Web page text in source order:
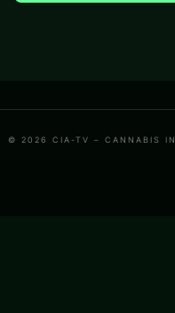
© 2026 CIA-TV – CANNABIS IN